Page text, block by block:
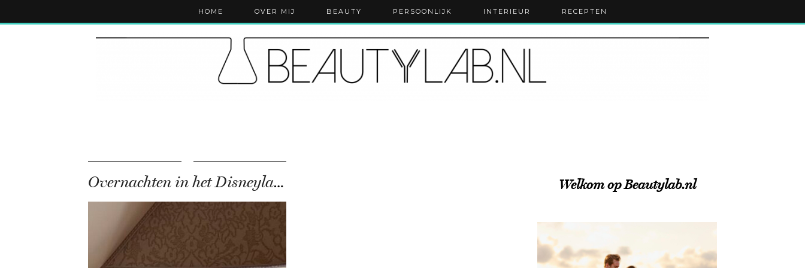
HOME OVER MIJ BEAUTY PERSOONLIJK INTERIEUR RECEPTEN
Overnachten in het Disneyland Hotel: een droom die … Welkom op Beautylab.nl